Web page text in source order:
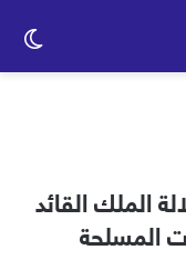
جلالة الملك القائد
المسلحة